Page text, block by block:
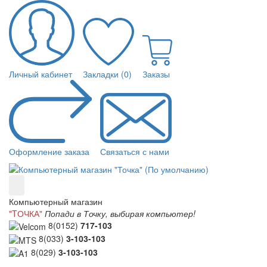
Личный кабинет Закладки (0) Заказы
Оформление заказа Связаться с нами
Компьютерный магазин
"TОЧКА" Попади в Точку, выбирая компьютер!
8(0152) 717-103
8(033) 3-103-103
8(029) 3-103-103